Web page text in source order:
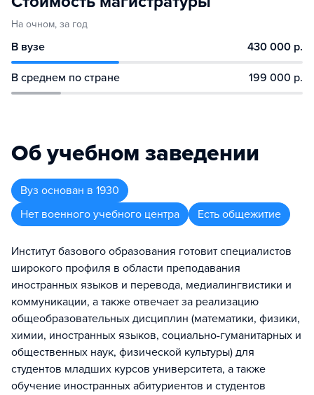
На очном, за год
В вузе 430 000 р.
В среднем по стране 199 000 р.
Об учебном заведении
Вуз основан в 1930
Нет военного учебного центра
Есть общежитие
Институт базового образования готовит специалистов
широкого профиля в области преподавания
иностранных языков и перевода, медиалингвистики и
коммуникации, а также отвечает за реализацию
общеобразовательных дисциплин (математики, физики,
химии, иностранных языков, социально-гуманитарных и
общественных наук, физической культуры) для
студентов младших курсов университета, а также
обучение иностранных абитуриентов и студентов